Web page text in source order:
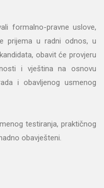
formalno-pravne uslove,
prijema u radni odnos, u
obavit će provjeru
i vještina na osnovu
i obavljenog usmenog
testiranja, praktičnog
obavješteni.